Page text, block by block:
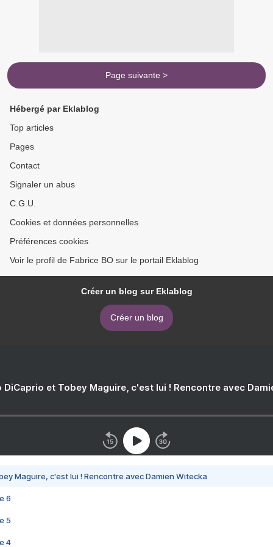
Page suivante >
Hébergé par Eklablog
Top articles
Pages
Contact
Signaler un abus
C.G.U.
Cookies et données personnelles
Préférences cookies
Voir le profil de Fabrice BO sur le portail Eklablog
Créer un blog sur Eklablog
Créer un blog
DiCaprio et Tobey Maguire, c'est lui ! Rencontre avec
Maguire, c'est lui ! Rencontre avec Damien Witecka
6
5
4